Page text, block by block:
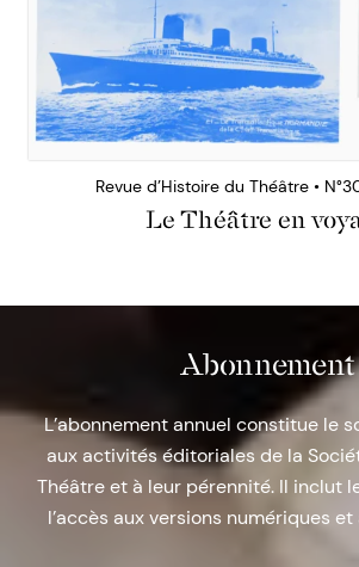
Revue d’Histoire du Théâtre •
Le Théâtre en
Abonnement
L’abonnement annuel constitue le
aux activités éditoriales de la
Théâtre et à leur pérennité. Il inclut
l’accès aux versions numériques